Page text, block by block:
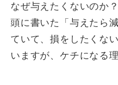
なぜ与えたくないのか
頭に書いた「与えたら
ていて、損をしたくな
いますが、ケチになる